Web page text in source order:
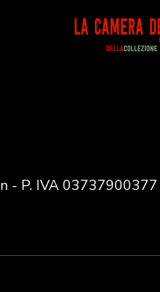
Image
- P. IVA 03737900377